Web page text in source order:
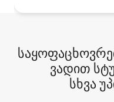
ვადით
სხვა